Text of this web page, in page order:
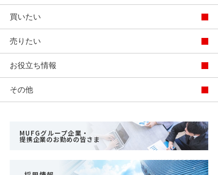
買いたい
売りたい
お役立ち情報
その他
MUFGグループ企業・
提携企業のお勤めの皆さま